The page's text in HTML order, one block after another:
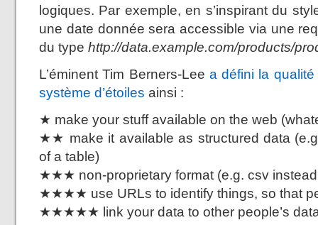
logiques. Par exemple, en s’inspirant du
une date donnée sera accessible via une
du type http://data.example.com/products/
L’éminent Tim Berners-Lee a défini la
système d’étoiles ainsi :
★ make your stuff available on the web
★★ make it available as structured data
of a table)
★★★ non-proprietary format (e.g. csv
★★★★ use URLs to identify things, so that
★★★★★ link your data to other people’s